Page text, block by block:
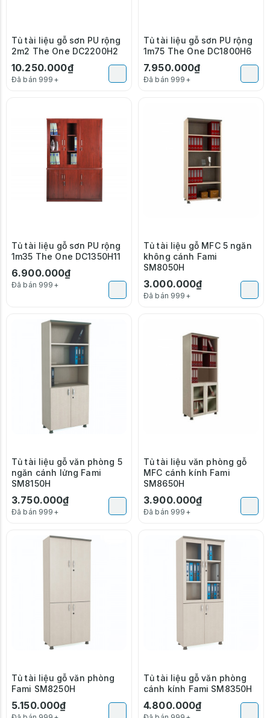
Tủ tài liệu gỗ sơn PU rộng
2m2 The One DC2200H2
10.250.000₫
Đã bán 999+
Tủ tài liệu gỗ sơn PU rộng
1m75 The One DC1800H6
7.950.000₫
Đã bán 999+
Tủ tài liệu gỗ sơn PU rộng
1m35 The One DC1350H11
6.900.000₫
Đã bán 999+
Tủ tài liệu gỗ MFC 5 ngăn
không cánh Fami
SM8050H
3.000.000₫
Đã bán 999+
Tủ tài liệu gỗ văn phòng 5
ngăn cánh lửng Fami
SM8150H
3.750.000₫
Đã bán 999+
Tủ tài liệu văn phòng gỗ
MFC cánh kính Fami
SM8650H
3.900.000₫
Đã bán 999+
Tủ tài liệu gỗ văn phòng
Fami SM8250H
5.150.000₫
Tủ tài liệu gỗ văn phòng
cánh kính Fami SM8350H
4.800.000₫